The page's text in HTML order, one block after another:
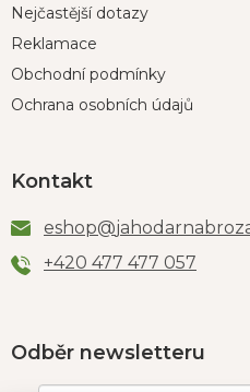
Nejčastější dotazy
Reklamace
Obchodní podmínky
Ochrana osobních údajů
Kontakt
eshop@
+420 477 477 057
Odběr newsletteru